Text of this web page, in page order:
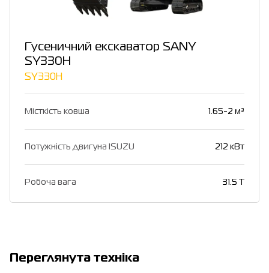
Гусеничний екскаватор SANY
SY330H
SY330H
Місткість ковша 1.65-2 м³
Потужність двигуна ISUZU 212 кВт
Робоча вага 31.5 T
Переглянута техніка